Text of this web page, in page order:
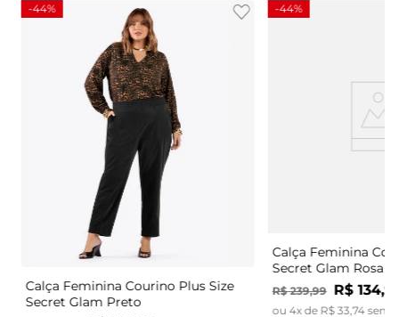
-44%
Calça Feminina Courino Plus Size
Secret Glam Preto
-44%
Calça Feminina
Secret Glam Rosa
R$ 239,99 R$ 134,
ou 4x de R$ 33,74sem